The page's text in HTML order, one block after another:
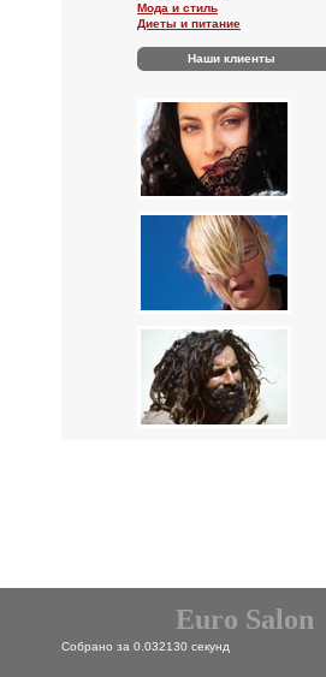
Мода и стиль
Диеты и питание
Наши клиенты
Euro Salon
Собрано за 0.032130 секунд